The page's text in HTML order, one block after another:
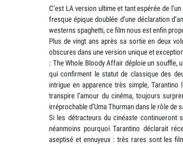
C’est LA version ultime et tant espérée de
fresque épique doublée d’une déclaration
westerns spaghetti, ce film nous est enfin
Plus de vingt ans après sa sortie en deux
obscures dans une version unique et
: The Whole Bloody Affair déploie un souffle,
qui confirment le statut de classique des
intrigue en apparence très simple,
transpire l’amour du cinéma, toujours
irréprochable d’Uma Thurman dans le rôle de
Si les détracteurs du cinéaste continueront
néanmoins pourquoi Tarantino déclarait
aseptisé et ennuyeux : très rares sont les